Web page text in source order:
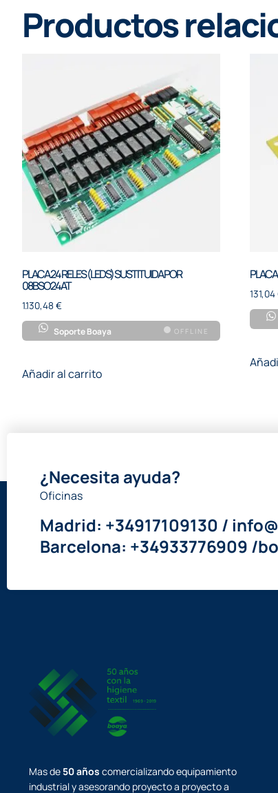
Productos
PLACA 24 RELES (LEDS) SUSTITUIDA POR
08BSO24AT
1.130,48 €
Soporte Boaya OFFLINE
Añadir al carrito
131,04
¿Necesita ayuda?
Oficinas
Madrid: +34917109130 /
Barcelona: +34933776909 /
Mas de 50 años comercializando equipamiento
industrial y asesorando proyecto a proyecto a